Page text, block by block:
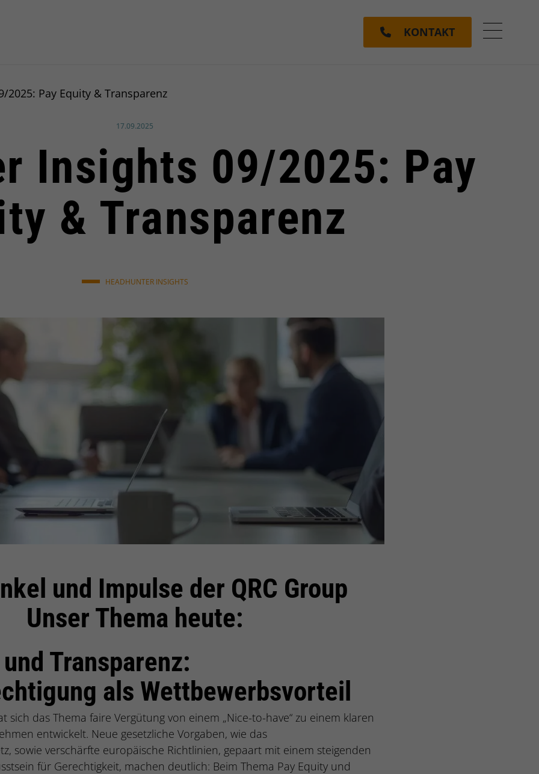
KONTAKT Menü
2025: Pay Equity & Transparenz
Veröffentlicht am:
17.09.2025
Insights 09/2025: Pay
& Transparenz
HEADHUNTER INSIGHTS
und Impulse der QRC Group
Unser Thema heute:
Transparenz:
als Wettbewerbsvorteil
sich das Thema faire Vergütung von einem „Nice-to-have“ zu einem klaren
entwickelt. Neue gesetzliche Vorgaben, wie das
sowie verschärfte europäische Richtlinien, gepaart mit einem steigenden
für Gerechtigkeit, machen deutlich: Beim Thema Pay Equity und